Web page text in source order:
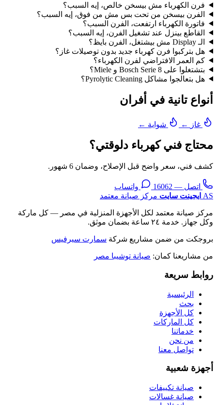
فرن الكهرباء مش بيسخن خالص، إيه السبب؟
الفرن بيسخن من تحت بس مش من فوق، إيه السبب؟
فاتورة الكهرباء ارتفعت، الفرن السبب؟
القاطع بينزل عند تشغيل الفرن، إيه السبب؟
الـ Display مش بيشتغل، الفرن بايظ؟
هل بتركبوا فرن كهرباء جديد بدون توصيلات غاز؟
كم العمر الافتراضي لفرن الكهرباء؟
بتشتغلوا على Bosch Serie 8 و Miele؟
هل بتعالجوا مشاكل Pyrolytic Cleaning؟
أنواع تانية في أفران
غاز ← شواية ←
محتاج فني كهرباء دلوقتي؟
كشف فني، سعر واضح قبل الإصلاح، وضمان 6 شهور.
اتصل — 16062
واتساب
AS ايجينت سايت مركز صيانة معتمد
مركز صيانة معتمد لكل الأجهزة المنزلية في مصر — كل ماركة
وكل جهاز. خدمة ٢٤ ساعة بضمان موثق.
بروجكت من ضمن مشاريع شركة سمارت سيرفيس
من مشاريعنا كمان: صيانة توشيبا مصر
روابط سريعة
الرئيسية
بحث
كل الأجهزة
كل الماركات
خدماتنا
من نحن
تواصل معنا
أجهزة شعبية
صيانة تكييفات
صيانة غسالات